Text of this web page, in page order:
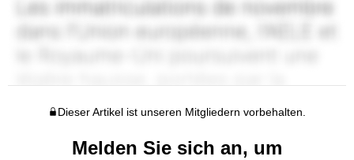
Dieser Artikel ist unseren Mitgliedern vorbehalten.
Melden Sie sich an, um